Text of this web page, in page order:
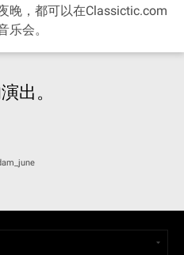
晚，都可以在Classictic.com
乐会。
出。